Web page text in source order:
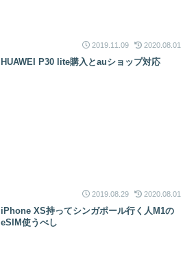
2019.11.09 2020.08.01
HUAWEI P30 lite購入とauショップ対応
2019.08.29 2020.08.01
iPhone XS持ってシンガポール行く人M1の
eSIM使うべし